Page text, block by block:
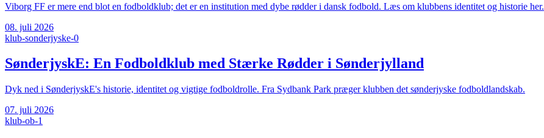
Viborg FF er mere end blot en fodboldklub; det er en institution med dybe rødder i dansk fodbold. Læs om klubbens identitet og historie her.
08. juli 2026
klub-sonderjyske-0
SønderjyskE: En Fodboldklub med Stærke Rødder i Sønderjylland
Dyk ned i SønderjyskE's historie, identitet og vigtige fodboldrolle. Fra Sydbank Park præger klubben det sønderjyske fodboldlandskab.
07. juli 2026
klub-ob-1